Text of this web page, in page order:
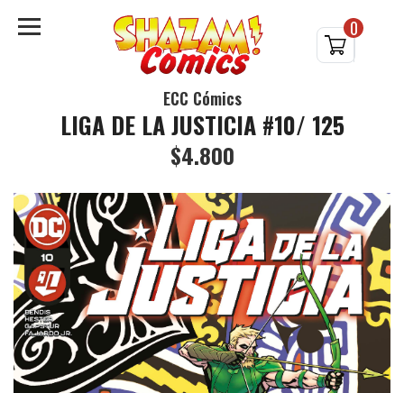
0
ECC Cómics
LIGA DE LA JUSTICIA #10/ 125
$4.800